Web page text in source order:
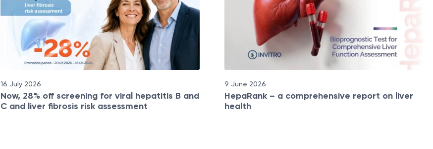
16 July 2026
Now, 28% off screening for viral hepatitis B and
C and liver fibrosis risk assessment
9 June 2026
HepaRank – a comprehensive report on liver
health